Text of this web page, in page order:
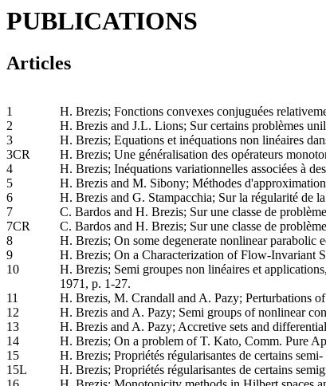
PUBLICATIONS
Articles
1 H. Brezis; Fonctions convexes conjuguées
2
H. Brezis and J.L. Lions; Sur certains problèmes
3
H. Brezis; Equations et inéquations non linéaires
3CR
H. Brezis; Une généralisation des opérateurs
4
H. Brezis; Inéquations variationnelles associées à
5
H. Brezis and M. Sibony; Méthodes
6
H. Brezis and G. Stampacchia; Sur la régularité de
7
C. Bardos and H. Brezis; Sur une classe de
7CR
C. Bardos and H. Brezis; Sur une classe de
8
H. Brezis; On some degenerate nonlinear parabolic
9
H. Brezis; On a Characterization of Flow-Invariant
10
H. Brezis; Semi groupes non linéaires et
1971, p. 1-27.
11 H. Brezis, M. Crandall and A. Pazy; Perturbations
12
H. Brezis and A. Pazy; Semi groups of nonlinear
13
H. Brezis and A. Pazy; Accretive sets and
14
H. Brezis; On a problem of T. Kato, Comm. Pure
15
H. Brezis; Propriétés régularisantes de certains
15L
H. Brezis; Propriétés régularisantes de certains